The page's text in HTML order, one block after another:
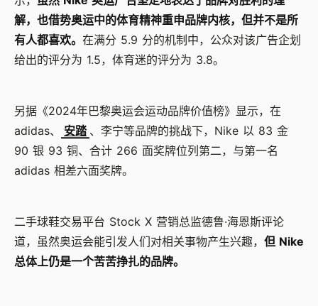
解，也借势奥运中的体育精神重申品牌内核，但并不是所
有人都喜欢。 在满分 5.9 分的机制中，公众对该广告企划
给出的评分为 1.5，体育迷的评分为 3.8。
另据《2024年巴黎奥运会运动品牌价值榜》显示，在
adidas、
安踏 、李宁等品牌的挑战下，Nike 以 83 金
90 银 93 铜、合计 266 面奖牌位列第二，与第一名
adidas 相差六面奖牌。‍‍‍‍
二手球鞋交易平台 Stock X 营销总监德鲁·海恩斯评论
道，虽然奥运会能引发人们对相关事物产生兴趣， 但 Nike
总体上仍是一个苦苦挣扎的品牌。